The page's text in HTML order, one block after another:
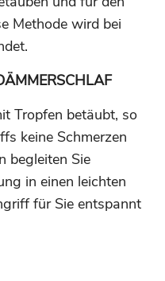
Methode wird bei
Tropfen betäubt, so
keine Schmerzen
begleiten Sie
in einen leichten
für Sie entspannt